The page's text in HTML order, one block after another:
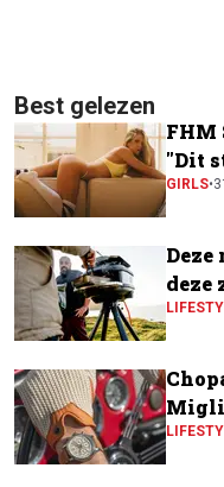
Best gelezen
FHM
"Dit
GIRLS•
deze